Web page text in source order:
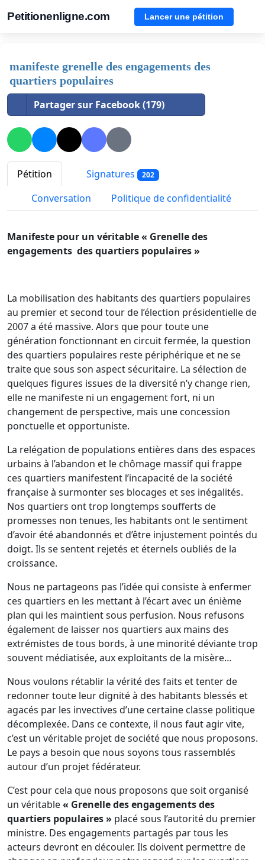
Petitionenligne.com Lancer une pétition
manifeste grenelle des engagements des
quartiers populaires
Partager sur Facebook (179)
Pétition Signatures 202
Conversation Politique de confidentialité
Manifeste pour un véritable « Grenelle des
engagements des quartiers populaires »
La mobilisation des habitants des quartiers populaires
au premier et second tour de l’élection présidentielle de
2007 a été massive. Alors que pour toute une
génération fonctionnant en circuit fermée, la question
des quartiers populaires reste périphérique et ne se
traite que sous son aspect sécuritaire. La sélection de
quelques figures issues de la diversité n’y change rien,
elle ne manifeste ni un engagement fort, ni un
changement de perspective, mais une concession
ponctuelle et opportuniste.
La relégation de populations entières dans des espaces
urbains à l’abandon et le chômage massif qui frappe
ces quartiers manifestent l’incapacité de la société
française à surmonter ses blocages et ses inégalités.
Nos quartiers ont trop longtemps soufferts de
promesses non tenues, les habitants ont le sentiment
d’avoir été abandonnés et d’être injustement pointés du
doigt. Ils se sentent rejetés et éternels oubliés de la
croissance.
Nous ne partageons pas l’idée qui consiste à enfermer
ces quartiers en les mettant à l’écart avec un énième
plan qui les maintient sous perfusion. Nous refusons
également de laisser nos quartiers aux mains des
extrémistes de tous bords, à une minorité déviante trop
souvent médiatisée, aux exploitants de la misère…
Nous voulons rétablir la vérité des faits et tenter de
redonner toute leur dignité à des habitants blessés et
agacés par les invectives d’une certaine classe politique
décomplexée. Dans ce contexte, il nous faut agir vite,
c’est un véritable projet de société que nous proposons.
Le pays a besoin que nous soyons tous rassemblés
autour d’un projet fédérateur.
C’est pour cela que nous proposons que soit organisé
un véritable« Grenelle des engagements des
quartiers populaires » placé sous l’autorité du premier
ministre. Des engagements partagés par tous les
acteurs devront en découler. Ils doivent permettre de